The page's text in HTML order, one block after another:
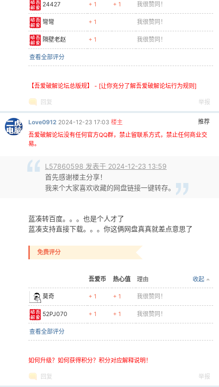
24427 + 1 + 1 我很赞同！
彎彎 + 1 我很赞同！
隔壁老赵 + 1 我很赞同！
查看全部评分
【吾爱破解论坛总版规】 - [让你充分了解吾爱破解论坛行为规则]
回复 举报
推荐
Love0912 2024-12-23 17:03 楼主
吾爱破解论坛没有任何官方QQ群，禁止留联系方式，禁止任何商业交
易。
L57860598 发表于 2024-12-23 13:59
首先感谢楼主分享！
我来个大家喜欢收藏的网盘链接一键转存。
蓝凑转百度。。。也是个人才了
蓝凑支持直接下载。。。你这俩网盘真真就差点意思了
免费评分
吾爱币 热心值 收起
理由
莫奇 + 1 + 1 我很赞同！
52PJ070 + 1 + 1 我很赞同！
查看全部评分
如何升级？如何获得积分？积分对应解释说明！
回复 举报